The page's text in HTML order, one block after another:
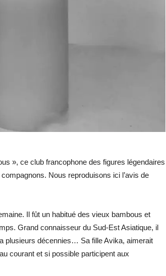
», ce club francophone des figures légendaires
Nous reproduisons ici l’avis de
Il fût un habitué des vieux bambous et
Grand connaisseur du Sud-Est Asiatique, il
plusieurs décennies… Sa fille Avika, aimerait
courant et si possible participent aux